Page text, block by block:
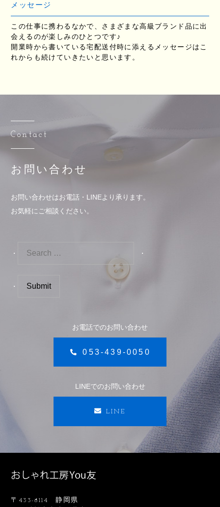
メッセージ
この仕事に携わるなかで、さまざまな高級ブランド品に出
会えるのが楽しみのひとつです♪
開業時から書いている宅配送付時に添えるメッセージはこ
れからも続けていきたいと思います。
Contact
お問い合わせ
お問い合わせはお電話・LINEより承ります。
お気軽にご相談ください。
お電話でのお問い合わせ
053-439-0050
LINEでのお問い合わせ
LINE
〒433-8114 静岡県